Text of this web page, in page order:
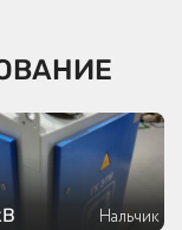
Нальчик